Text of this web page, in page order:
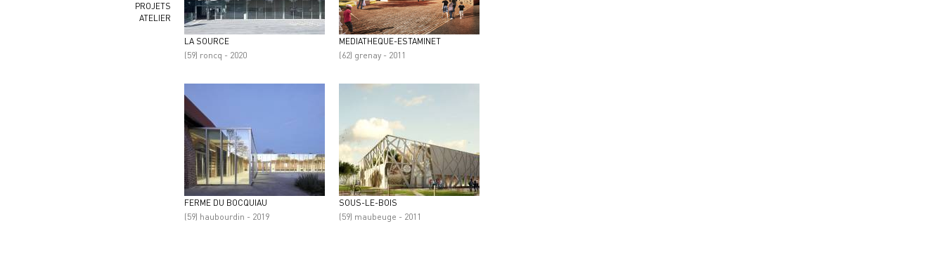
PROJETS
ATELIER
LA SOURCE
(59) roncq - 2020
FERME DU BOCQUIAU
(59) haubourdin - 2019
MEDIATHEQUE-ESTAMINET
(62) grenay - 2011
SOUS-LE-BOIS
(59) maubeuge - 2011